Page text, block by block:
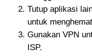
Tutup aplikasi
untuk
Gunakan VPN
ISP.